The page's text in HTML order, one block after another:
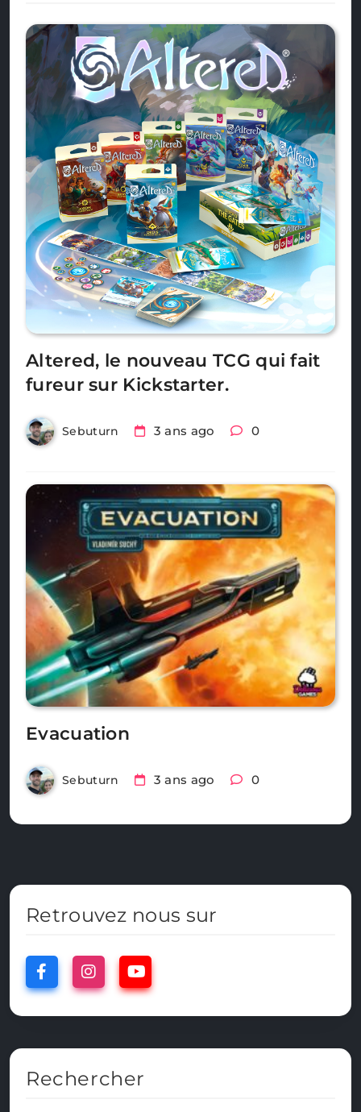
Altered, le nouveau TCG qui fait
fureur sur Kickstarter.
Sebuturn 3 ans ago 0
Evacuation
Sebuturn 3 ans ago 0
Retrouvez nous sur
Rechercher